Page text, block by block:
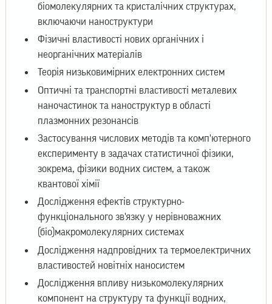
біомолекулярних та кристалічних структурах,
включаючи наноструктури
Фізичні властивості нових органічних і
неорганічних матеріалів
Теорія низьковимірних електронних систем
Оптичні та транспортні властивості металевих
наночастинок та наноструктур в області
плазмонних резонансів
Застосування числових методів та комп'ютерного
експерименту в задачах статистичної фізики,
зокрема, фізики водних систем, а також
квантової хімії
Дослідження ефектів структурно-
функціонального зв'язку у нерівноважних
(біо)макромолекулярних системах
Дослідження надпровідних та термоелектричних
властивостей новітніх наносистем
Дослідження впливу низькомолекулярних
компонент на структуру та функції водних,